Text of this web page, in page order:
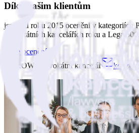
Díky našim klientům
jsme od roku 2015 oceněni v kategoriích
Advokátních kancelářích roku a Legal500.
Naše ocenění
ARROWS advokátní kancelář